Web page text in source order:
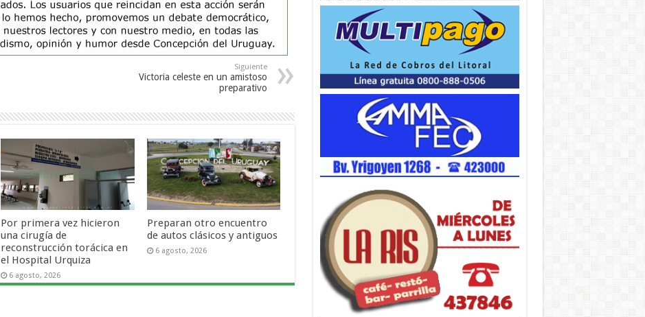
Siguiente
Victoria celeste en un amistoso
preparativo
Por primera vez hicieron
una cirugía de
reconstrucción torácica en
el Hospital Urquiza
6 agosto, 2026
Preparan otro encuentro
de autos clásicos y antiguos
6 agosto, 2026